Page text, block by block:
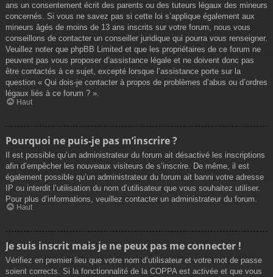
ans un consentement écrit des parents ou des tuteurs légaux des mineurs
concernés. Si vous ne savez pas si cette loi s’applique également aux
mineurs âgés de moins de 13 ans inscrits sur votre forum, nous vous
conseillons de contacter un conseiller juridique qui pourra vous renseigner.
Veuillez noter que phpBB Limited et que les propriétaires de ce forum ne
peuvent pas vous proposer d’assistance légale et ne doivent donc pas
être contactés à ce sujet, excepté lorsque l’assistance porte sur la
question « Qui dois-je contacter à propos de problèmes d’abus ou d’ordres
légaux liés à ce forum ? ».
Haut
Pourquoi ne puis-je pas m’inscrire ?
Il est possible qu’un administrateur du forum ait désactivé les inscriptions
afin d’empêcher les nouveaux visiteurs de s’inscrire. De même, il est
également possible qu’un administrateur du forum ait banni votre adresse
IP ou interdit l’utilisation du nom d’utilisateur que vous souhaitez utiliser.
Pour plus d’informations, veuillez contacter un administrateur du forum.
Haut
Je suis inscrit mais je ne peux pas me connecter !
Vérifiez en premier lieu que votre nom d’utilisateur et votre mot de passe
soient corrects. Si la fonctionnalité de la COPPA est activée et que vous